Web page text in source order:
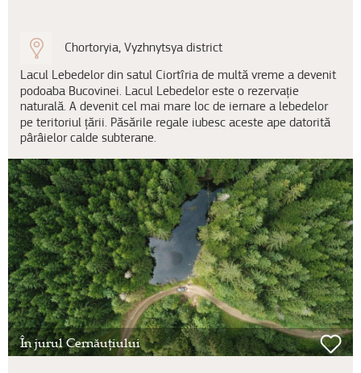
Chortoryia, Vyzhnytsya district
Lacul Lebedelor din satul Ciortîria de multă vreme a devenit
podoaba Bucovinei. Lacul Lebedelor este o rezervație
naturală. A devenit cel mai mare loc de iernare a lebedelor
pe teritoriul țării. Păsările regale iubesc aceste ape datorită
pârâielor calde subterane.
În jurul Cernăuțiului